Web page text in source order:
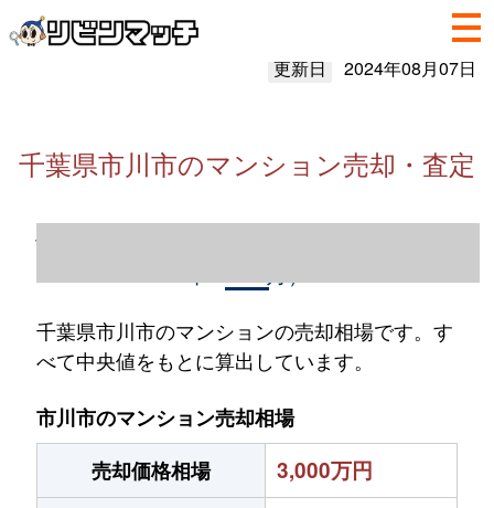
更新日 2024年08月07日
千葉県市川市のマンション売却・査定
千葉県市川市のマンション売却情報（2023
千葉県市川市のマンションの売却相場です。す
べて中央値をもとに算出しています。
市川市のマンション売却相場
売却価格相場
3,000万円